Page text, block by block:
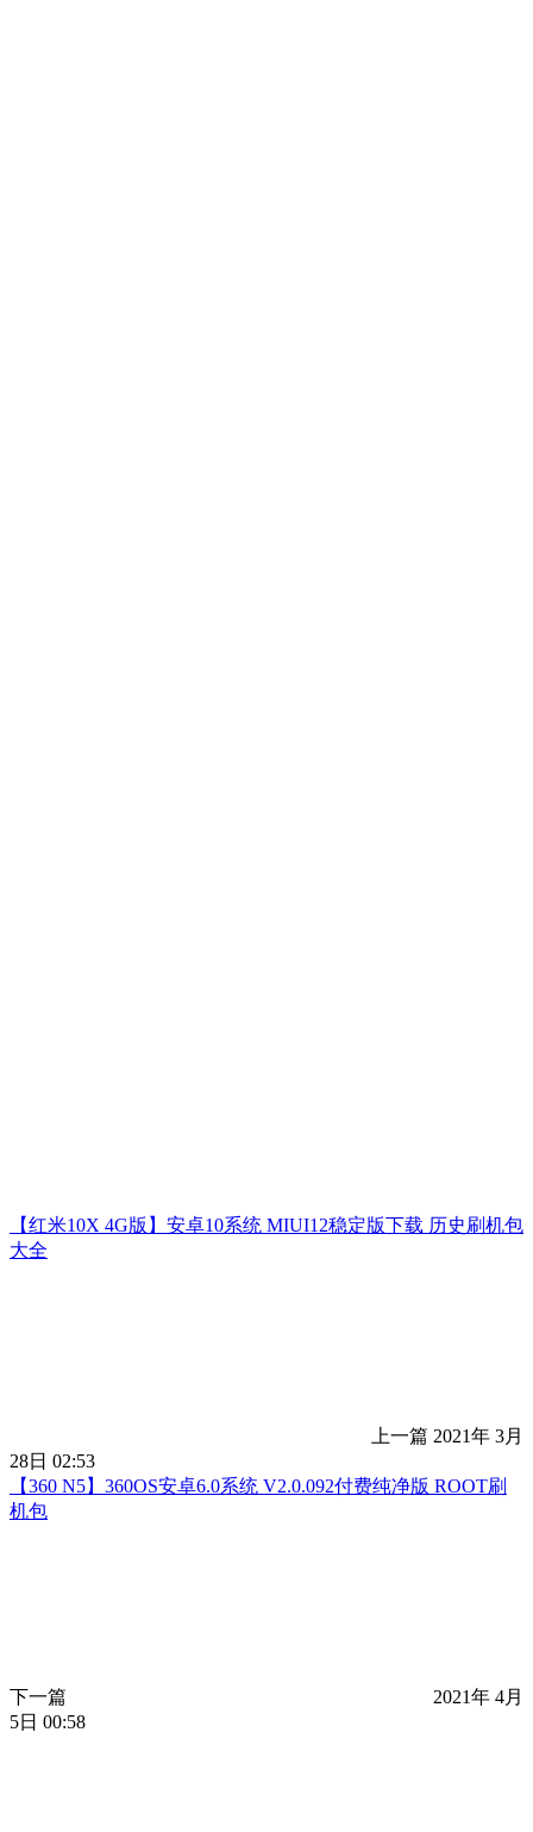
【红米10X 4G版】安卓10系统 MIUI12稳定版下载 历史刷机包
大全
上一篇 2021年 3月
28日 02:53
【360 N5】360OS安卓6.0系统 V2.0.092付费纯净版 ROOT刷
机包
下一篇
2021年 4月
5日 00:58